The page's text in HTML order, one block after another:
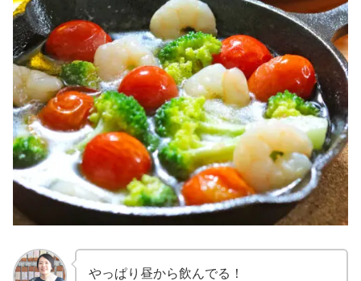
やっぱり昼から飲んでる！